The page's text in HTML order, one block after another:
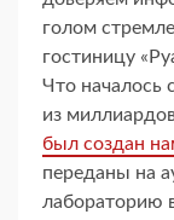
голом
гостиницу
Что началось
из
был создан
переданы на
лабораторию